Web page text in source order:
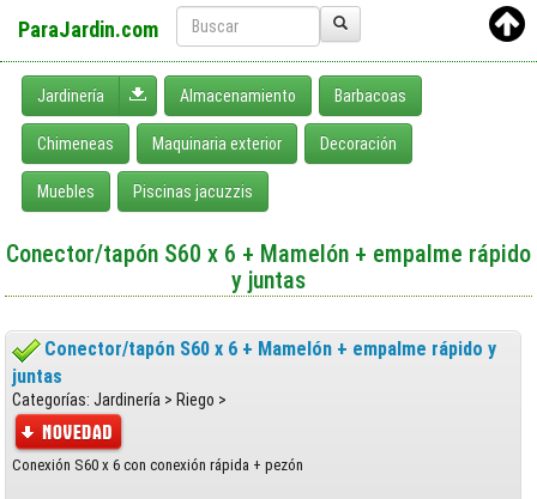
ParaJardin.com
Jardinería Desplegar menú
Almacenamiento Barbacoas
Chimeneas Maquinaria exterior Decoración
Muebles Piscinas jacuzzis
Conector/tapón S60 x 6 + Mamelón + empalme rápido
y juntas
Conector/tapón S60 x 6 + Mamelón + empalme rápido y
juntas
Categorías: Jardinería > Riego >
Conexión S60 x 6 con conexión rápida + pezón